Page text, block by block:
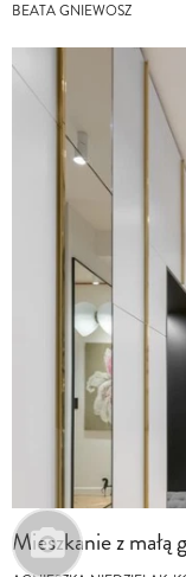
BEATA GNIEWOSZ
Mieszkanie z małą